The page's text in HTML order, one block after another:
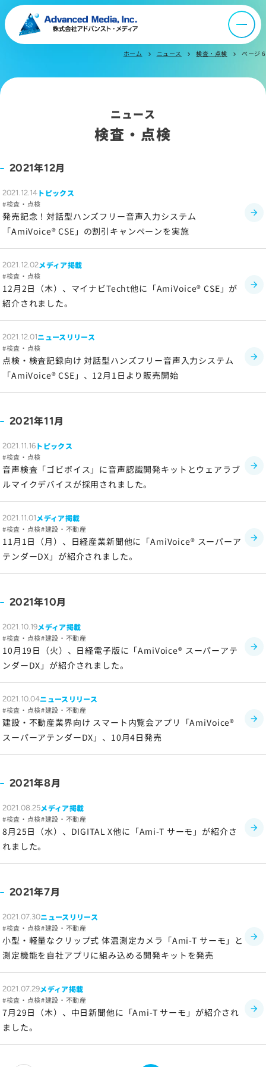
オウンドメディア
ニュース
よくあるご質問
お問い合わせ
サイトマップ
サイトのご利用について
ソーシャルメディアポリシー
プライバシーポリシー
情報セキュリティポリシー
労働者派遣事業に関わる情報
メールマガジン
ホーム chevron_right ニュース chevron_right 検査・点検 chevron_right ページ 6
ニュース
検査・点検
2021年12月
2021.12.14 トピックス
検査・点検
発売記念！対話型ハンズフリー音声入力システム
「AmiVoice® CSE」の割引キャンペーンを実施
2021.12.02メディア掲載
検査・点検
12月2日（木）、マイナビTecht他に「AmiVoice® CSE」が
紹介されました。
2021.12.01ニュースリリース
検査・点検
点検・検査記録向け 対話型ハンズフリー音声入力システム
「AmiVoice® CSE」、12月1日より販売開始
2021年11月
2021.11.16 トピックス
検査・点検
音声検査「ゴビボイス」に音声認識開発キットとウェアラブ
ルマイクデバイスが採用されました。
2021.11.01 メディア掲載
検査・点検 建設・不動産
11月1日（月）、日経産業新聞他に「AmiVoice® スーパーア
テンダーDX」が紹介されました。
2021年10月
2021.10.19メディア掲載
検査・点検 建設・不動産
10月19日（火）、日経電子版に「AmiVoice® スーパーアテ
ンダーDX」が紹介されました。
2021.10.04ニュースリリース
検査・点検 建設・不動産
建設・不動産業界向け スマート内覧会アプリ「AmiVoice®
スーパーアテンダーDX」、10月4日発売
2021年8月
2021.08.25メディア掲載
検査・点検 建設・不動産
8月25日（水）、DIGITAL X他に「Ami-T サーモ」が紹介さ
れました。
2021年7月
2021.07.30ニュースリリース
検査・点検 建設・不動産
小型・軽量なクリップ式 体温測定カメラ「Ami-T サーモ」と
測定機能を自社アプリに組み込める開発キットを発売
2021.07.29メディア掲載
検査・点検 建設・不動産
7月29日（木）、中日新聞他に「Ami-T サーモ」が紹介され
ました。